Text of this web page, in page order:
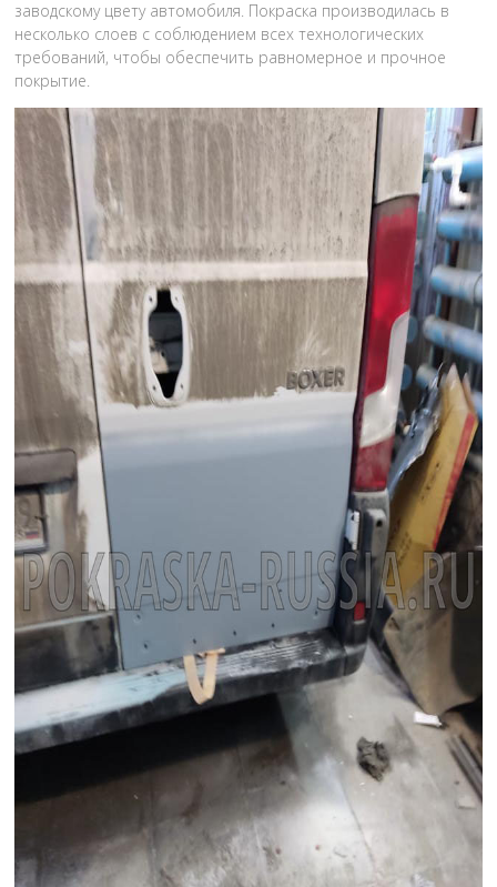
заводскому цвету автомобиля. Покраска производилась в
несколько слоев с соблюдением всех технологических
требований, чтобы обеспечить равномерное и прочное
покрытие.